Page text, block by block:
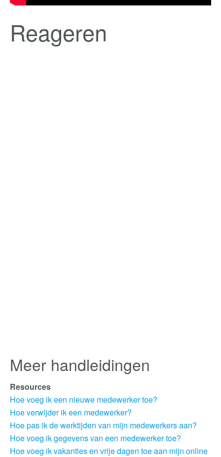
Reageren
Meer handleidingen
Resources
Hoe voeg ik een nieuwe medewerker toe?
Hoe verwijder ik een medewerker?
Hoe pas ik de werktijden van mijn medewerkers aan?
Hoe voeg ik gegevens van een medewerker toe?
Hoe voeg ik vakanties en vrije dagen toe aan mijn online